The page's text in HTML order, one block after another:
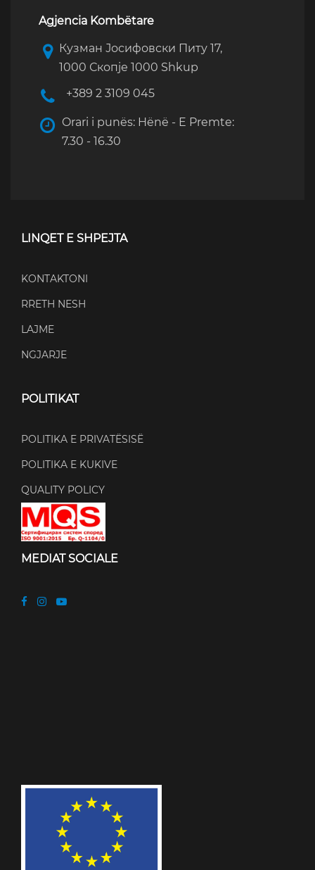
Agjencia Kombëtare
Кузман Јосифовски Питу 17,
1000 Скопје 1000 Shkup
+389 2 3109 045
Orari i punës: Hënë - E Premte:
7.30 - 16.30
LINQET E SHPEJTA
KONTAKTONI
RRETH NESH
LAJME
NGJARJE
POLITIKAT
POLITIKA E PRIVATËSISË
POLITIKA E KUKIVE
QUALITY POLICY
MEDIAT SOCIALE